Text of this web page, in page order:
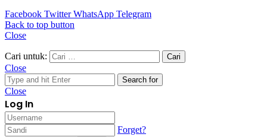
Facebook Twitter WhatsApp Telegram
Back to top button
Close
Cari untuk:
Close
Search for
Close
Log In
Forget?